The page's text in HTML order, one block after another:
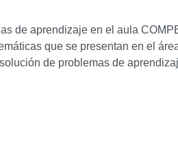
de aprendizaje en el aula
que se presentan en el
de problemas de